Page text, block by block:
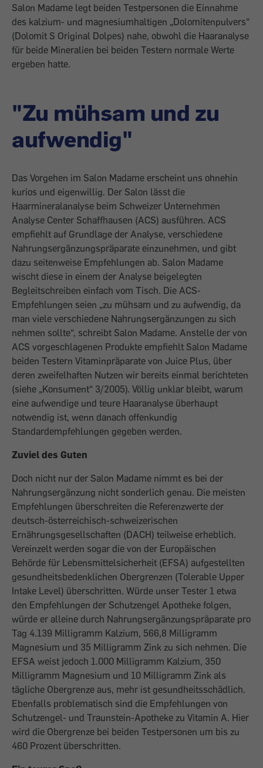
Salon Madame legt beiden Testpersonen die Einnahme
des kalzium- und magnesiumhaltigen „Dolomitenpulvers“
(Dolomit S Original Dolpes) nahe, obwohl die Haaranalyse
für beide Mineralien bei beiden Testern normale Werte
ergeben hatte.
"Zu mühsam und zu
aufwendig"
Das Vorgehen im Salon Madame erscheint uns ohnehin
kurios und eigenwillig. Der Salon lässt die
Haarmineralanalyse beim Schweizer Unternehmen
Analyse Center Schaffhausen (ACS) ausführen. ACS
empfiehlt auf Grundlage der Analyse, verschiedene
Nahrungsergänzungspräparate einzunehmen, und gibt
dazu seitenweise Empfehlungen ab. Salon Madame
wischt diese in einem der Analyse beigelegten
Begleitschreiben einfach vom Tisch. Die ACS-
Empfehlungen seien „zu mühsam und zu aufwendig, da
man viele verschiedene Nahrungsergänzungen zu sich
nehmen sollte“, schreibt Salon Madame. Anstelle der von
ACS vorgeschlagenen Produkte empfiehlt Salon Madame
beiden Testern Vitaminpräparate von Juice Plus, über
deren zweifelhaften Nutzen wir bereits einmal berichteten
(siehe „Konsument“ 3/2005). Völlig unklar bleibt, warum
eine aufwendige und teure Haaranalyse überhaupt
notwendig ist, wenn danach offenkundig
Standardempfehlungen gegeben werden.
Zuviel des Guten
Doch nicht nur der Salon Madame nimmt es bei der
Nahrungsergänzung nicht sonderlich genau. Die meisten
Empfehlungen überschreiten die Referenzwerte der
deutsch-österreichisch-schweizerischen
Ernährungsgesellschaften (DACH) teilweise erheblich.
Vereinzelt werden sogar die von der Europäischen
Behörde für Lebensmittelsicherheit (EFSA) aufgestellten
gesundheitsbedenklichen Obergrenzen (Tolerable Upper
Intake Level) überschritten. Würde unser Tester 1 etwa
den Empfehlungen der Schutzengel Apotheke folgen,
würde er alleine durch Nahrungsergänzungspräparate pro
Tag 4.139 Milligramm Kalzium, 566,8 Milligramm
Magnesium und 35 Milligramm Zink zu sich nehmen. Die
EFSA weist jedoch 1.000 Milligramm Kalzium, 350
Milligramm Magnesium und 10 Milligramm Zink als
tägliche Obergrenze aus, mehr ist gesundheitsschädlich.
Ebenfalls problematisch sind die Empfehlungen von
Schutzengel- und Traunstein-Apotheke zu Vitamin A. Hier
wird die Obergrenze bei beiden Testper­sonen um bis zu
460 Prozent überschritten.